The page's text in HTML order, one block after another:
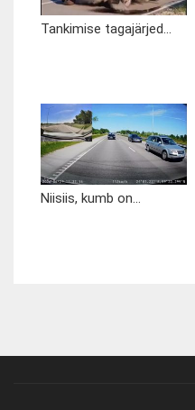
Tankimise tagajärjed...
Niisiis, kumb on...